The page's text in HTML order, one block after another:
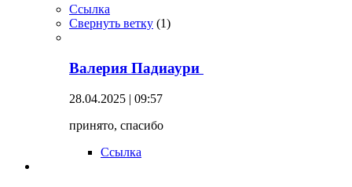
Ссылка
Свернуть ветку (1)
Валерия Падиаури
28.04.2025 | 09:57
принято, спасибо
Ссылка